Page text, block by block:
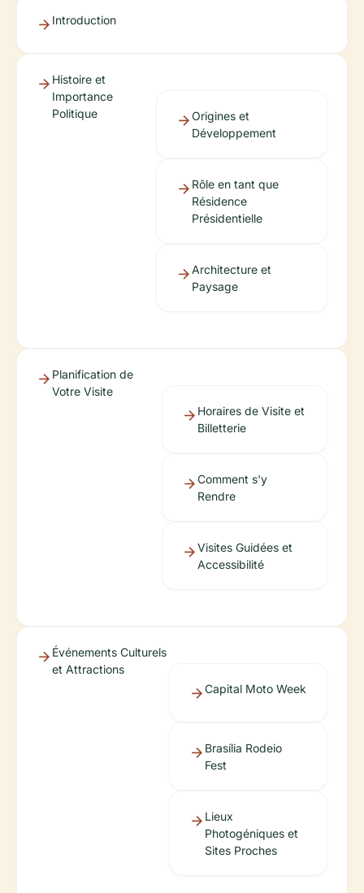
Introduction
Histoire et
Importance
Politique
Origines et
Développement
Rôle en tant que
Résidence
Présidentielle
Architecture et
Paysage
Planification de
Votre Visite
Horaires de Visite et
Billetterie
Comment s'y
Rendre
Visites Guidées et
Accessibilité
Événements Culturels
et Attractions
Capital Moto Week
Brasília Rodeio
Fest
Lieux
Photogéniques et
Sites Proches